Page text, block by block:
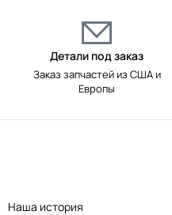
Детали под заказ
Заказ запчастей из США и
Европы
Наша история